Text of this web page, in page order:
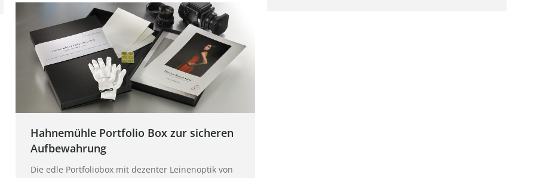
Hahnemühle Portfolio Box zur sicheren
Aufbewahrung
Die edle Portfoliobox mit dezenter Leinenoptik von